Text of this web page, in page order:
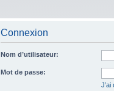
Connexion
Nom d’utilisateur:
Mot de passe: